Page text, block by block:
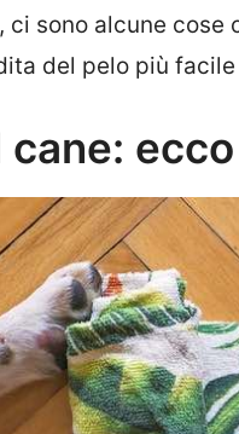
ci sono alcune cose
del pelo più